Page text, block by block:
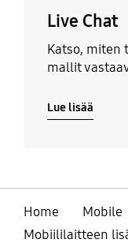
Live Chat
Katso, miten
mallit
Lue lisää
Home
Mobile
Mobiililaitteen